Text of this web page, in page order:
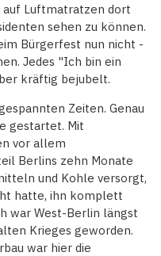
auf Luftmatratzen dort
sehen zu können.
Bürgerfest nun nicht -
Jedes "Ich bin ein
kräftig bejubelt.
Zeiten. Genau
gestartet. Mit
vor allem
Berlins zehn Monate
und Kohle versorgt,
hatte, ihn komplett
war West-Berlin längst
Krieges geworden.
war hier die